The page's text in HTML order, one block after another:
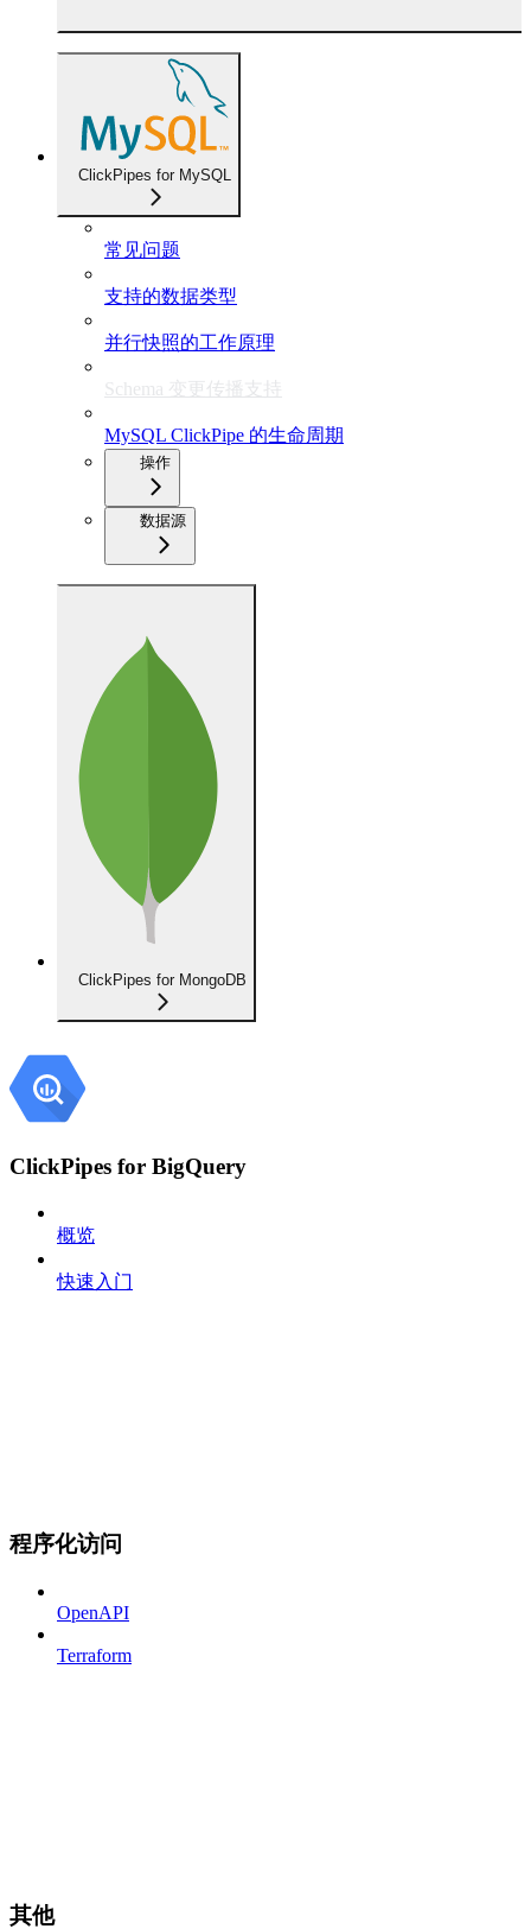
ClickPipes for MySQL
常见问题
支持的数据类型
并行快照的工作原理
Schema 变更传播支持
MySQL ClickPipe 的生命周期
操作
数据源
ClickPipes for MongoDB
ClickPipes for BigQuery
概览
快速入门
程序化访问
OpenAPI
Terraform
其他